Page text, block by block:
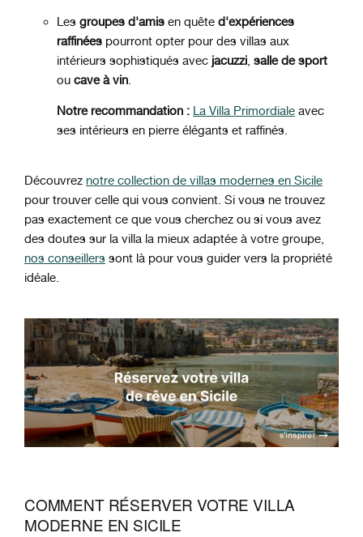
Les groupes d'amis en quête d'expériences
raffinées pourront opter pour des villas aux
intérieurs sophistiqués avec jacuzzi, salle de sport
ou cave à vin.
Notre recommandation : La Villa Primordiale avec
ses intérieurs en pierre élégants et raffinés.
Découvrez notre collection de villas modernes en Sicile
pour trouver celle qui vous convient. Si vous ne trouvez
pas exactement ce que vous cherchez ou si vous avez
des doutes sur la villa la mieux adaptée à votre groupe,
nos conseillers sont là pour vous guider vers la propriété
idéale.
COMMENT RÉSERVER VOTRE VILLA
MODERNE EN SICILE